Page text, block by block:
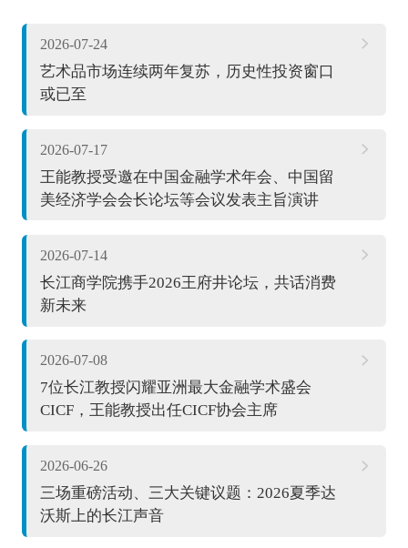
2026-07-24
艺术品市场连续两年复苏，历史性投资窗口
或已至
2026-07-17
王能教授受邀在中国金融学术年会、中国留
美经济学会会长论坛等会议发表主旨演讲
2026-07-14
长江商学院携手2026王府井论坛，共话消费
新未来
2026-07-08
7位长江教授闪耀亚洲最大金融学术盛会
CICF，王能教授出任CICF协会主席
2026-06-26
三场重磅活动、三大关键议题：2026夏季达
沃斯上的长江声音